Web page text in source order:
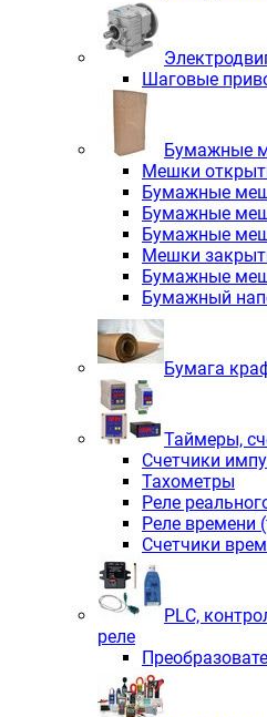
Шаговые
Бумажные
Мешки
Бумажные
Бумажные
Бумажные
Мешки
Бумажные
Бумажный
Бумага
Таймеры,
Счетчики
Тахометры
Реле
Реле времени
Счетчики
PLС,
реле